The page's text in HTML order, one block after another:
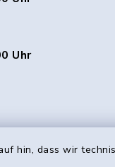
hin, dass wir
Uhr